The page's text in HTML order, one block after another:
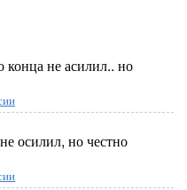
конца не асилил.. но
осилил, но честно